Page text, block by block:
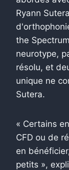
Ryann
the
neurotype,
résolu, et
unique ne
Sutera.
« Certains
CFD ou de
en
petits »,